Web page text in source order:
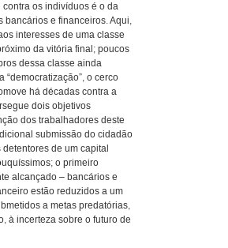
os indivíduos é o da
bancários e financeiros. Aqui,
interesses de uma classe
da vitória final; poucos
dessa classe ainda
“democratização”, o cerco
há décadas contra a
dois objetivos
dos trabalhadores deste
submissão do cidadão
de um capital
o primeiro
alcançado – bancários e
estão reduzidos a um
a metas predatórias,
à incerteza sobre o futuro de